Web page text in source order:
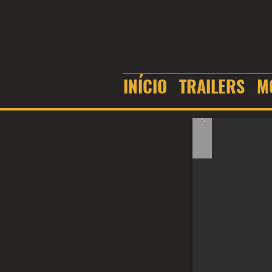
INÍCIO TRAILERS